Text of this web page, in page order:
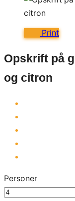
Print
Opskrift på
og citron
Personer